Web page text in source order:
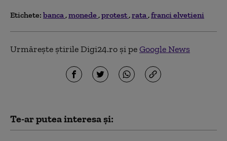
Etichete: banca monede protest rata franci elvetieni
Urmărește știrile Digi24.ro și peGoogle News
Te-ar putea interesa și: